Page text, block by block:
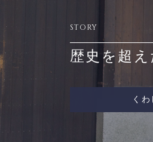
STORY
歴史を超
くわ